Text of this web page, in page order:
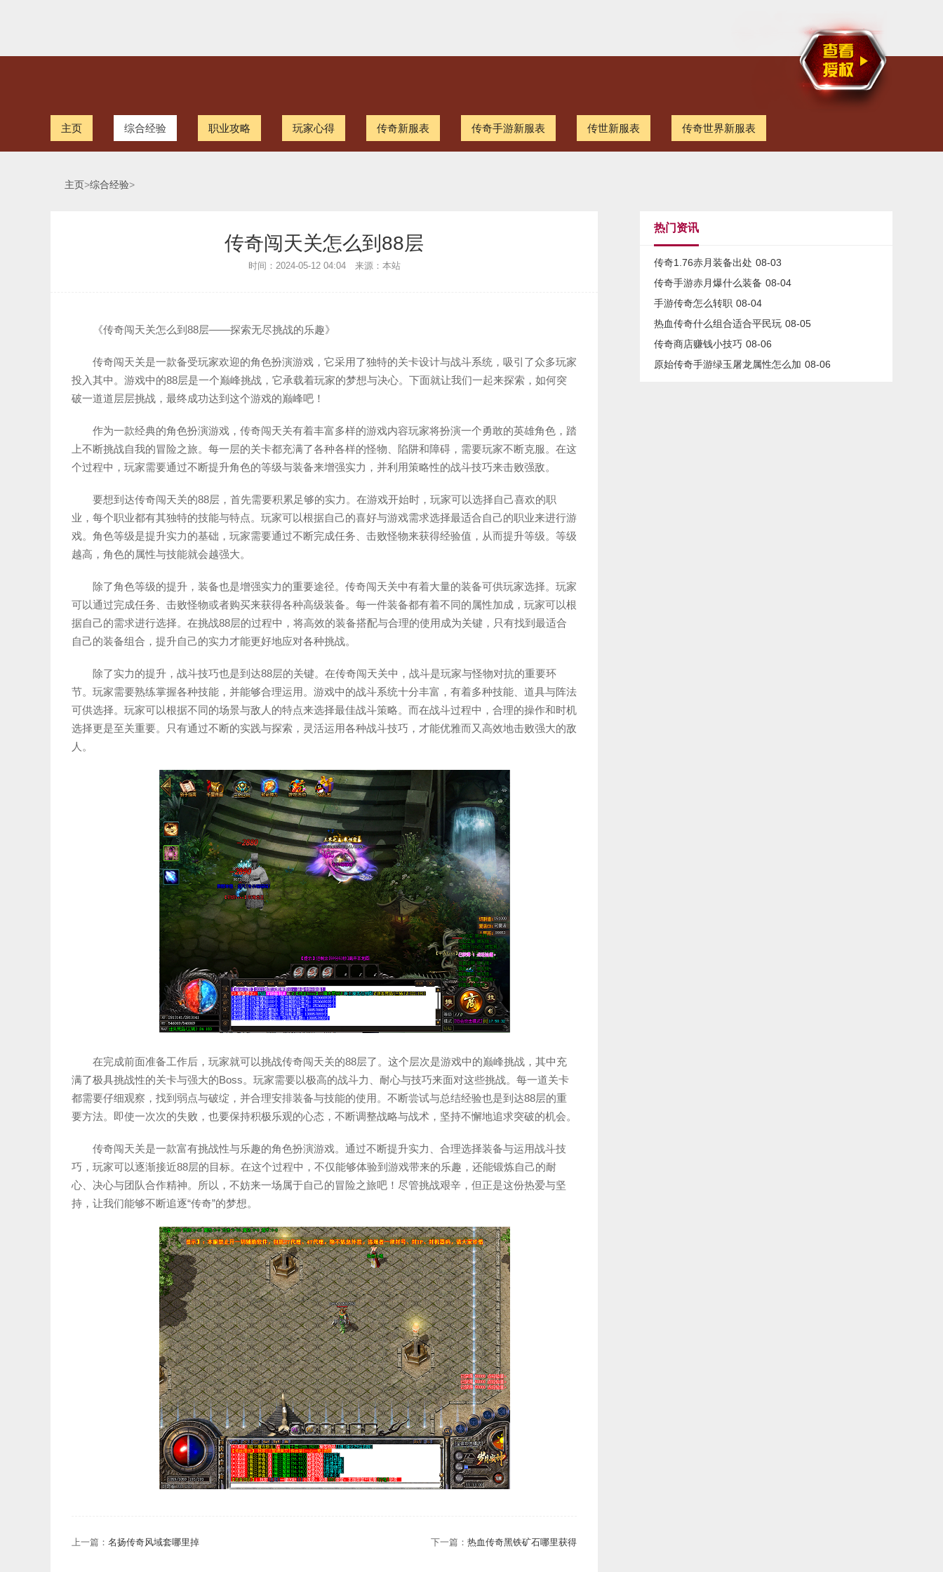
主页 综合经验 职业攻略 玩家心得 传奇新服表 传奇手游新服表 传世新服表 传奇世界新服表
主页>综合经验>
传奇闯天关怎么到88层
时间：2024-05-12 04:04 来源：本站
《传奇闯天关怎么到88层——探索无尽挑战的乐趣》
传奇闯天关是一款备受玩家欢迎的角色扮演游戏，它采用了独特的关卡设计与战斗系统，吸引了众多玩家
投入其中。游戏中的88层是一个巅峰挑战，它承载着玩家的梦想与决心。下面就让我们一起来探索，如何突
破一道道层层挑战，最终成功达到这个游戏的巅峰吧！
作为一款经典的角色扮演游戏，传奇闯天关有着丰富多样的游戏内容玩家将扮演一个勇敢的英雄角色，踏
上不断挑战自我的冒险之旅。每一层的关卡都充满了各种各样的怪物、陷阱和障碍，需要玩家不断克服。在这
个过程中，玩家需要通过不断提升角色的等级与装备来增强实力，并利用策略性的战斗技巧来击败强敌。
要想到达传奇闯天关的88层，首先需要积累足够的实力。在游戏开始时，玩家可以选择自己喜欢的职
业，每个职业都有其独特的技能与特点。玩家可以根据自己的喜好与游戏需求选择最适合自己的职业来进行游
戏。角色等级是提升实力的基础，玩家需要通过不断完成任务、击败怪物来获得经验值，从而提升等级。等级
越高，角色的属性与技能就会越强大。
除了角色等级的提升，装备也是增强实力的重要途径。传奇闯天关中有着大量的装备可供玩家选择。玩家
可以通过完成任务、击败怪物或者购买来获得各种高级装备。每一件装备都有着不同的属性加成，玩家可以根
据自己的需求进行选择。在挑战88层的过程中，将高效的装备搭配与合理的使用成为关键，只有找到最适合
自己的装备组合，提升自己的实力才能更好地应对各种挑战。
除了实力的提升，战斗技巧也是到达88层的关键。在传奇闯天关中，战斗是玩家与怪物对抗的重要环
节。玩家需要熟练掌握各种技能，并能够合理运用。游戏中的战斗系统十分丰富，有着多种技能、道具与阵法
可供选择。玩家可以根据不同的场景与敌人的特点来选择最佳战斗策略。而在战斗过程中，合理的操作和时机
选择更是至关重要。只有通过不断的实践与探索，灵活运用各种战斗技巧，才能优雅而又高效地击败强大的敌
人。
在完成前面准备工作后，玩家就可以挑战传奇闯天关的88层了。这个层次是游戏中的巅峰挑战，其中充
满了极具挑战性的关卡与强大的Boss。玩家需要以极高的战斗力、耐心与技巧来面对这些挑战。每一道关卡
都需要仔细观察，找到弱点与破绽，并合理安排装备与技能的使用。不断尝试与总结经验也是到达88层的重
要方法。即使一次次的失败，也要保持积极乐观的心态，不断调整战略与战术，坚持不懈地追求突破的机会。
传奇闯天关是一款富有挑战性与乐趣的角色扮演游戏。通过不断提升实力、合理选择装备与运用战斗技
巧，玩家可以逐渐接近88层的目标。在这个过程中，不仅能够体验到游戏带来的乐趣，还能锻炼自己的耐
心、决心与团队合作精神。所以，不妨来一场属于自己的冒险之旅吧！尽管挑战艰辛，但正是这份热爱与坚
持，让我们能够不断追逐“传奇”的梦想。
上一篇： 名扬传奇风域套哪里掉 下一篇： 热血传奇黑铁矿石哪里获得
热门资讯
传奇1.76赤月装备出处 08-03
传奇手游赤月爆什么装备 08-04
手游传奇怎么转职 08-04
热血传奇什么组合适合平民玩 08-05
传奇商店赚钱小技巧 08-06
原始传奇手游绿玉屠龙属性怎么加 08-06